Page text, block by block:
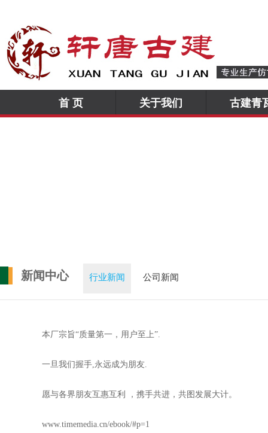
首 页 关于我们 古建青
新闻中心 行业新闻 公司新闻
本厂宗旨“质量第一，用户至上”.
一旦我们握手,永远成为朋友.
愿与各界朋友互惠互利 ，携手共进，共图发展大计。
www.timemedia.cn/ebook/#p=1